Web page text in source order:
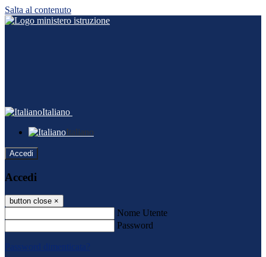
Salta al contenuto
Italiano
Italiano
Accedi
Accedi
button close ×
Nome Utente
Password
Password dimenticata?